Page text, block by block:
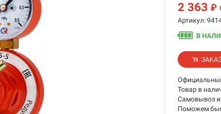
2 363₽
Артикул:
В
Товар в
Самовывоз
Поможем